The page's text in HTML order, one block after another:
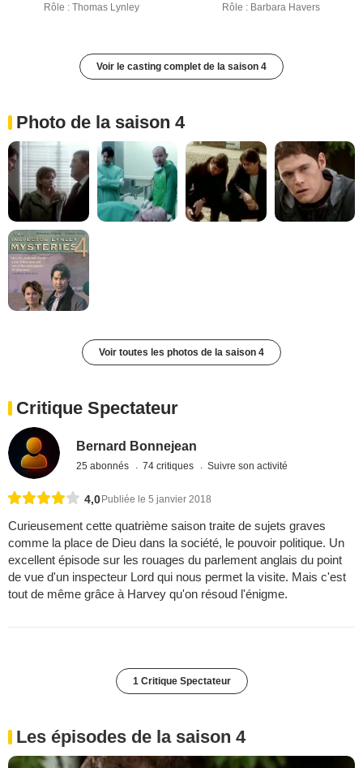
Rôle : Thomas Lynley Rôle : Barbara Havers
Voir le casting complet de la saison 4
Photo de la saison 4
Voir toutes les photos de la saison 4
Critique Spectateur
Bernard Bonnejean
25 abonnés 74 critiques Suivre son activité
4,0 Publiée le 5 janvier 2018
Curieusement cette quatrième saison traite de sujets graves
comme la place de Dieu dans la société, le pouvoir politique. Un
excellent épisode sur les rouages du parlement anglais du point
de vue d'un inspecteur Lord qui nous permet la visite. Mais c'est
tout de même grâce à Harvey qu'on résoud l'énigme.
1 Critique Spectateur
Les épisodes de la saison 4